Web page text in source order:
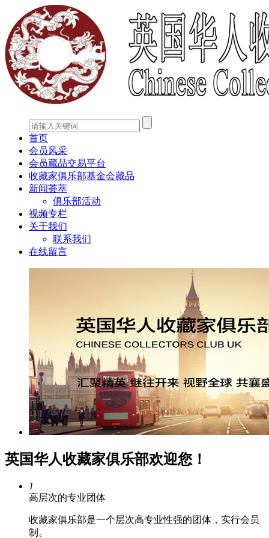
首页
会员风采
会员藏品交易平台
收藏家俱乐部基金会藏品
新闻荟萃
俱乐部活动
视频专栏
关于我们
联系我们
在线留言
英国华人收藏家俱乐部欢迎您！
1
高层次的专业团体
收藏家俱乐部是一个层次高专业性强的团体，实行会员
制。